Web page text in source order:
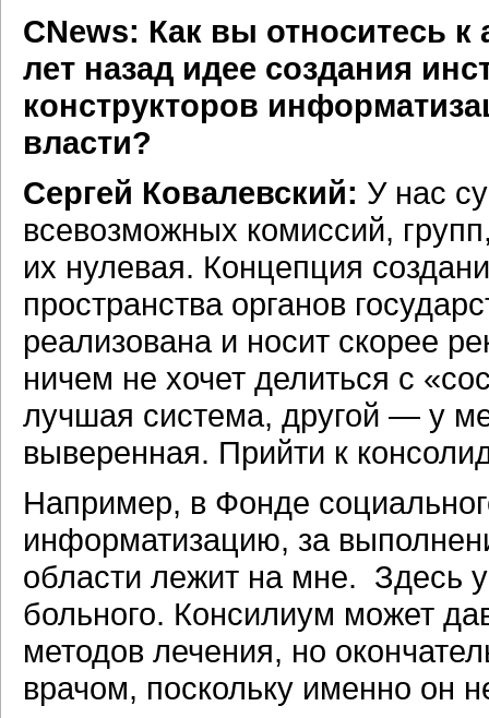
CNews: Как вы относитесь
лет назад идее создания
конструкторов
власти?
Сергей Ковалевский: У нас
всевозможных комиссий,
их нулевая. Концепция
пространства органов
реализована и носит скорее
ничем не хочет делиться с
лучшая система, другой — у
выверенная. Прийти к
Например, в Фонде
информатизацию, за
области лежит на мне. Здесь
больного. Консилиум может
методов лечения, но
врачом, поскольку именно он